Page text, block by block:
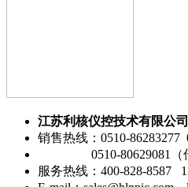
江苏利核仪控技术有限公司
销售热线：0510-86283277
0510-80629081（传
服务热线：400-828-8587